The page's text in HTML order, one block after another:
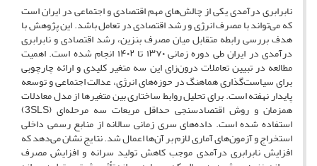
نابرابری درآمدی یکی از چالش‌های مهم اقتصادی و اجتماعی در ایران است
که می‌تواند با مصرف انرژی و رشد اقتصادی در تعامل باشد. این پژوهش با
هدف بررسی رابطه متقابل میان مصرف بنزین، رشد اقتصادی و نابرابری
درآمدی در ایران طی دوره زمانی ۱۳۷۰ تا ۱۴۰۲ انجام شده است. اهمیت
مطالعه در تبیین تعاملات درون‌زای این سه متغیر کلیدی و ارائه چارچوبی
برای سیاست‌گذاری هماهنگ در حوزه‌های انرژی، عدالت اجتماعی و توسعه
پایدار نهفته است. برای تحلیل روابط ساختاری بین متغیرها از مدل معادلات
همزمان و روش اقتصادسنجی حداقل مربعات سه مرحله‌ای (3SLS)
استفاده شده است. داده‌های سری زمانی سالانه از منابع رسمی داخلی
استخراج و آزمون‌های آماری لازم بر آن‌ها اعمال شد. نتایج نشان می‌دهد که
افزایش نابرابری درآمدی موجب کاهش تولید سرانه و افزایش مصرف